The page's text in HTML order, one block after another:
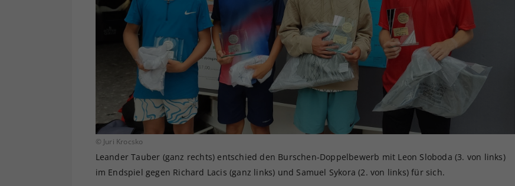
© Juri Krocsko
Leander Tauber (ganz rechts) entschied den Burschen-Doppelbewerb mit Leon Sloboda (3. von links)
im Endspiel gegen Richard Lacis (ganz links) und Samuel Sykora (2. von links) für sich.
Ihrer vorgenommen Einstellungen, falls der
Webseiten-Betreiber dies eingestellt hat.